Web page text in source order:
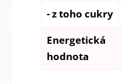
- z toho cukry
Energetická
hodnota